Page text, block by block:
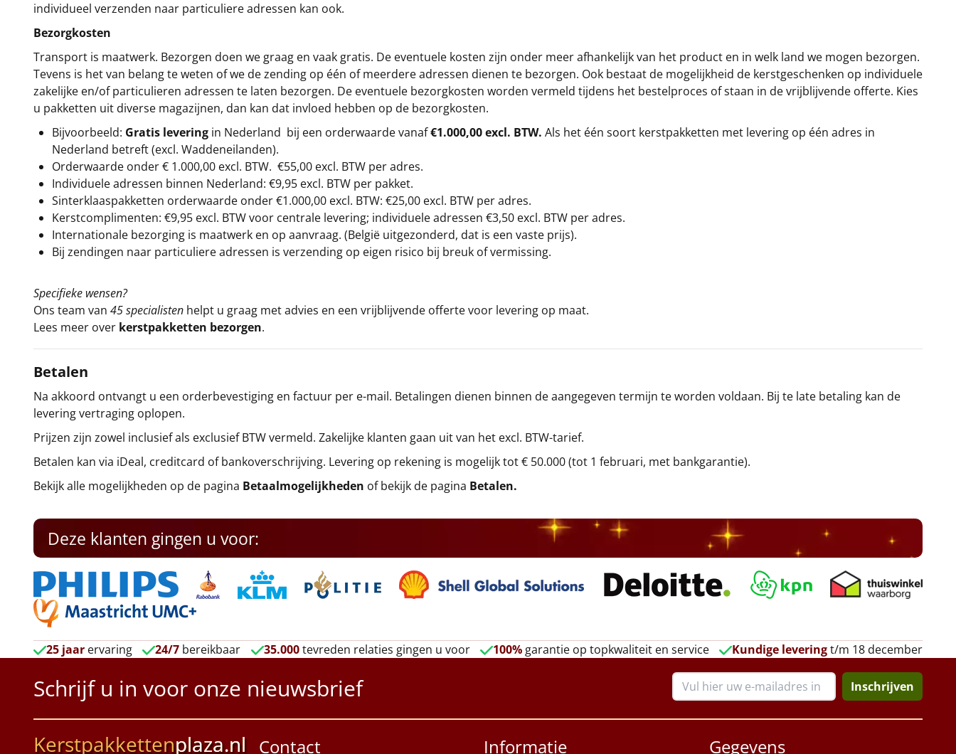
individueel verzenden naar particuliere adressen kan ook.
Bezorgkosten
Transport is maatwerk. Bezorgen doen we graag en vaak gratis. De eventuele kosten zijn onder meer afhankelijk van het product en in welk land we mogen bezorgen.
Tevens is het van belang te weten of we de zending op één of meerdere adressen dienen te bezorgen. Ook bestaat de mogelijkheid de kerstgeschenken op individuele
zakelijke en/of particulieren adressen te laten bezorgen. De eventuele bezorgkosten worden vermeld tijdens het bestelproces of staan in de vrijblijvende offerte. Kies
u pakketten uit diverse magazijnen, dan kan dat invloed hebben op de bezorgkosten.
Bijvoorbeeld: Gratis levering in Nederland bij een orderwaarde vanaf€1.000,00 excl. BTW. Als het één soort kerstpakketten met levering op één adres in
Nederland betreft (excl. Waddeneilanden).
Orderwaarde onder € 1.000,00 excl. BTW. €55,00 excl. BTW per adres.
Individuele adressen binnen Nederland: €9,95 excl. BTW per pakket.
Sinterklaaspakketten orderwaarde onder €1.000,00 excl. BTW: €25,00 excl. BTW per adres.
Kerstcomplimenten: €9,95 excl. BTW voor centrale levering; individuele adressen €3,50 excl. BTW per adres.
Internationale bezorging is maatwerk en op aanvraag. (België uitgezonderd, dat is een vaste prijs).
Bij zendingen naar particuliere adressen is verzending op eigen risico bij breuk of vermissing.
Specifieke wensen?
Ons team van 45 specialisten helpt u graag met advies en een vrijblijvende offerte voor levering op maat.
Lees meer over kerstpakketten bezorgen.
Betalen
Na akkoord ontvangt u een orderbevestiging en factuur per e-mail. Betalingen dienen binnen de aangegeven termijn te worden voldaan. Bij te late betaling kan de
levering vertraging oplopen.
Prijzen zijn zowel inclusief als exclusief BTW vermeld. Zakelijke klanten gaan uit van het excl. BTW-tarief.
Betalen kan via iDeal, creditcard of bankoverschrijving. Levering op rekening is mogelijk tot € 50.000 (tot 1 februari, met bankgarantie).
Bekijk alle mogelijkheden op de pagina Betaalmogelijkheden of bekijk de pagina Betalen.
Deze klanten gingen u voor:
25 jaar ervaring 24/7 bereikbaar 35.000tevreden relaties gingen u voor 100%garantie op topkwaliteit en service Kundige leveringt/m 18 december
Schrijf u in voor onze nieuwsbrief Inschrijven
Kerstpakkettenplaza.nl Contact Informatie Gegevens